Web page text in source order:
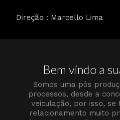
Direção : Marcello Lima
Bem vindo a
Somos uma pós
processos, desde a
veiculação, por isso, se
relacionamento muito